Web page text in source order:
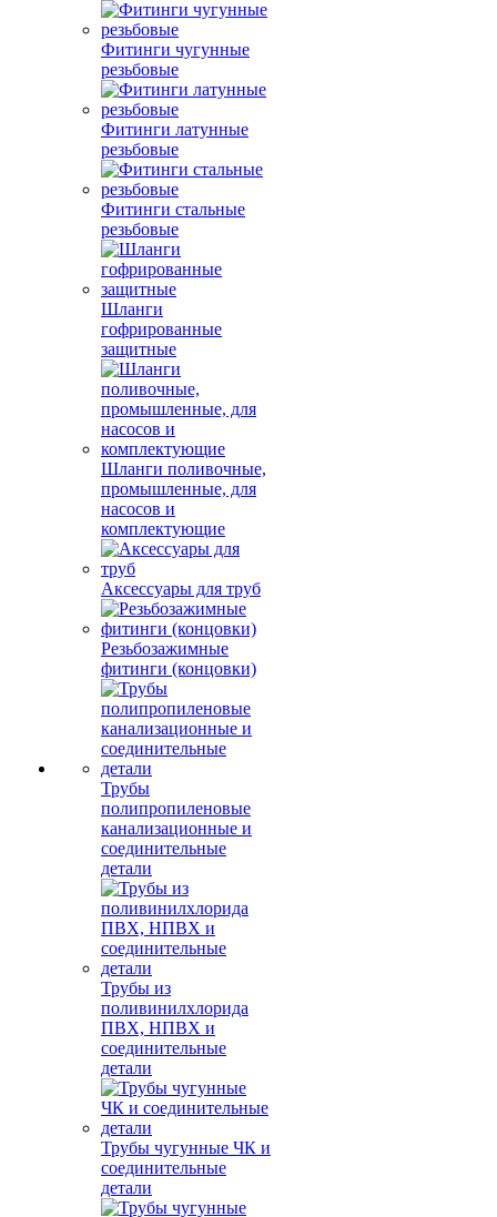
Фитинги чугунные
резьбовые
Фитинги латунные
резьбовые
Фитинги стальные
резьбовые
Шланги
гофрированные
защитные
Шланги поливочные,
промышленные, для
насосов и
комплектующие
Аксессуары для труб
Резьбозажимные
фитинги (концовки)
Трубы
полипропиленовые
канализационные и
соединительные
детали
Трубы из
поливинилхлорида
ПВХ, НПВХ и
соединительные
детали
Трубы чугунные ЧК и
соединительные
детали